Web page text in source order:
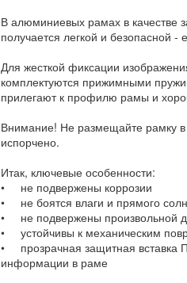
В алюминиевых рамах в качестве
получается легкой и безопасной
Для жесткой фиксации
комплектуются прижимными
прилегают к профилю рамы и
Внимание! Не размещайте рамку
испорчено.
Итак, ключевые особенности:
• не подвержены коррозии
• не боятся влаги и прямого
• не подвержены произвольной
• устойчивы к механическим
• прозрачная защитная вставка
информации в раме